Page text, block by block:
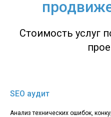
Стоимость услуг
SEO аудит
Анализ технических ошибок,